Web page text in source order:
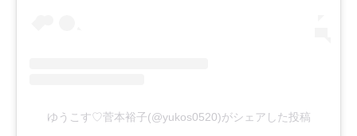
ゆうこす♡菅本裕子(@yukos0520)がシェアした投稿